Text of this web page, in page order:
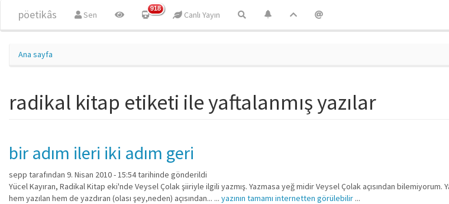
pöetikâs Sen
918
Canlı Yayın
Ana sayfa
radikal kitap etiketi ile yaftalanmış yazılar
bir adım ileri iki adım geri
sepp tarafından 9. Nisan 2010 - 15:54 tarihinde gönderildi
Yücel Kayıran, Radikal Kitap eki'nde Veysel Çolak şiiriyle ilgili yazmış. Yazmasa yeğ midir Veysel Çolak açısından bilemiyorum.
hem yazılan hem de yazdıran (olası şey,neden) açısından... ... yazının tamamı internetten görülebilir ...